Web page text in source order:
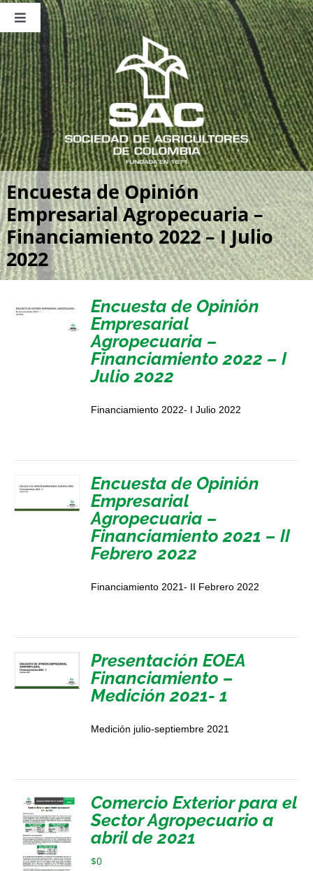
Saltar
contenido
Toggle
Navigation
Nosotros
Publicaciones
Sala de Prensa
Eventos
Encuesta de Opinión
Empresarial Agropecuaria –
Financiamiento 2022 – I Julio
2022
Encuesta de Opinión
Empresarial
Agropecuaria –
Financiamiento 2022 – I
Julio 2022
Financiamiento 2022- I Julio 2022
Encuesta de Opinión
Empresarial
Agropecuaria –
Financiamiento 2021 – II
Febrero 2022
Financiamiento 2021- II Febrero 2022
Presentación EOEA
Financiamiento –
Medición 2021- 1
Medición julio-septiembre 2021
Comercio Exterior para el
Sector Agropecuario a
abril de 2021
$0